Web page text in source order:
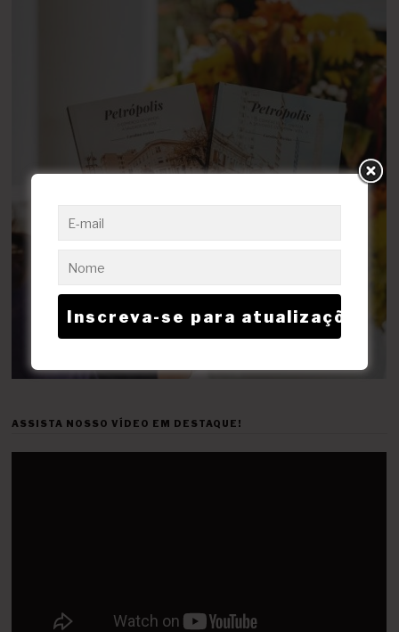
ASSISTA NOSSO VÍDEO EM DESTAQUE!